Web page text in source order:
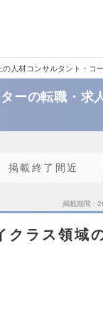
の人材コンサルタント・コ
ーの転職・求
掲載終了間近
掲載期間
クラス領域